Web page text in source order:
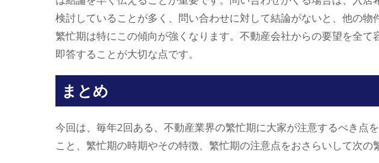
検討していることが多く、問い合わせに対して結論がないと、他の物
繁忙期は特にこの傾向が強くなります。不動産会社からの要望を全て
即答することが大切な点です。
まとめ
今回は、毎年2回ある、不動産業界の繁忙期に大家が注意するべき点
こと、繁忙期の時期やその特徴、繁忙期の注意点をおさらいして次の